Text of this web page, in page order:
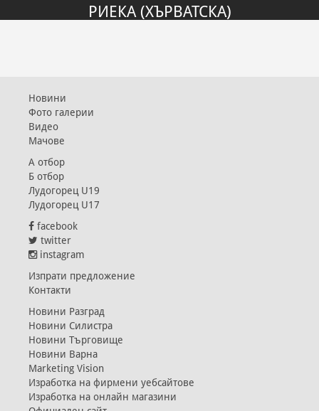
РИЕКА (ХЪРВАТСКА)
Новини
Фото галерии
Видео
Мачове
А отбор
Б отбор
Лудогорец U19
Лудогорец U17
facebook
twitter
instagram
Изпрати предложение
Контакти
Новини Разград
Новини Силистра
Новини Търговище
Новини Варна
Marketing Vision
Изработка на фирмени уебсайтове
Изработка на онлайн магазини